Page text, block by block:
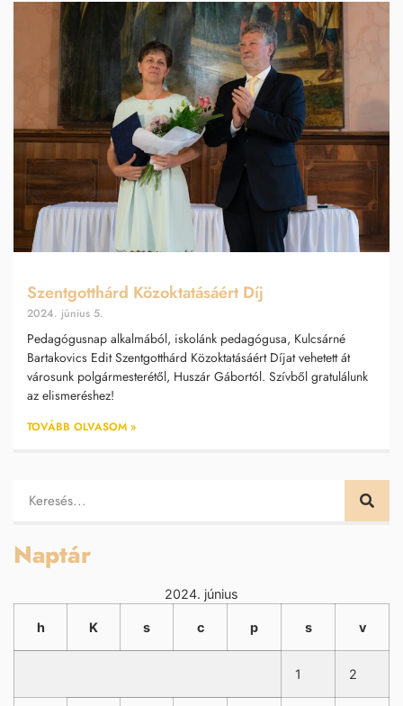
Szentgotthárd Közoktatásáért Díj
2024. június 5.
Pedagógusnap alkalmából, iskolánk pedagógusa, Kulcsárné
Bartakovics Edit Szentgotthárd Közoktatásáért Díjat vehetett át
városunk polgármesterétől, Huszár Gábortól. Szívből gratulálunk
az elismeréshez!
TOVÁBB OLVASOM »
Naptár
2024. június
h K s c p s v
1 2